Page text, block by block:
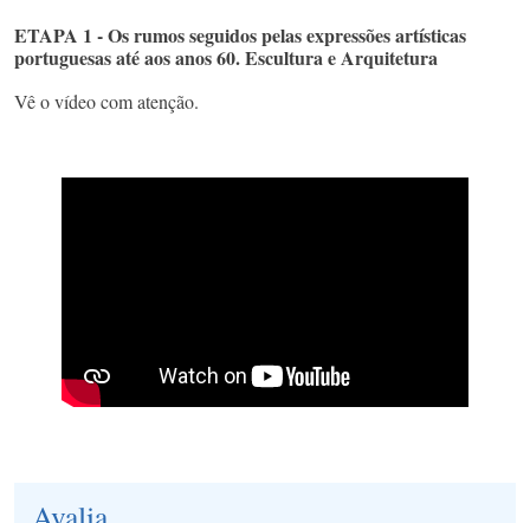
ETAPA 1 - Os rumos seguidos pelas expressões artísticas
portuguesas até aos anos 60. Escultura e Arquitetura
Vê o vídeo com atenção.